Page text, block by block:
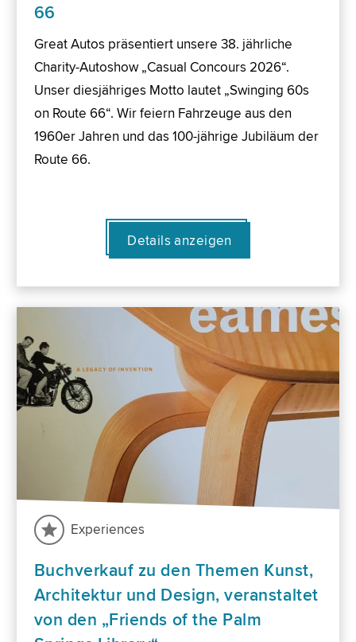
66
Great Autos präsentiert unsere 38. jährliche
Charity-Autoshow „Casual Concours 2026“.
Unser diesjähriges Motto lautet „Swinging 60s
on Route 66“. Wir feiern Fahrzeuge aus den
1960er Jahren und das 100-jährige Jubiläum der
Route 66.
Details anzeigen
Experiences
Buchverkauf zu den Themen Kunst,
Architektur und Design, veranstaltet
von den „Friends of the Palm